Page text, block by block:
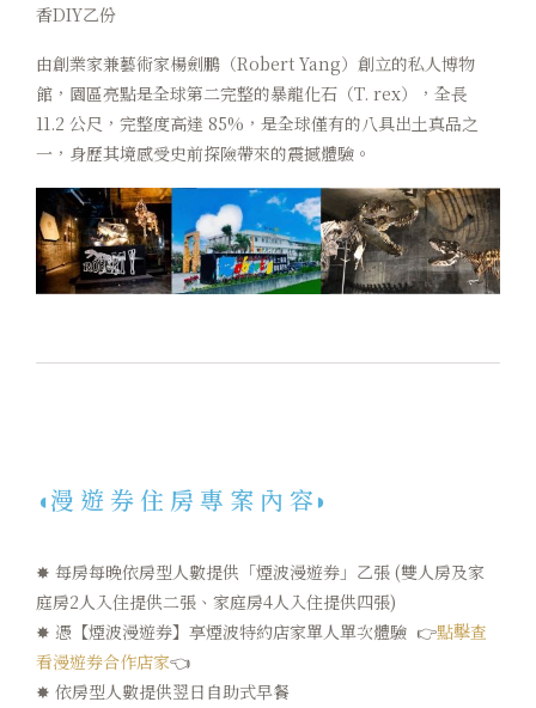
香DIY乙份
由創業家兼藝術家楊劍鵬（Robert Yang）創立的私人博物
館，園區亮點是全球第二完整的暴龍化石（T. rex），全長
11.2 公尺，完整度高達 85%，是全球僅有的八具出土真品之
一，身歷其境感受史前探險帶來的震撼體驗。
◖漫 遊 券 住 房 專 案 內 容◗
✸ 每房每晚依房型人數提供「煙波漫遊券」乙張 (雙人房及家
庭房2人入住提供二張、家庭房4人入住提供四張)
✸ 憑【煙波漫遊券】享煙波特約店家單人單次體驗 👉點擊查
看漫遊券合作店家👈
✸ 依房型人數提供翌日自助式早餐